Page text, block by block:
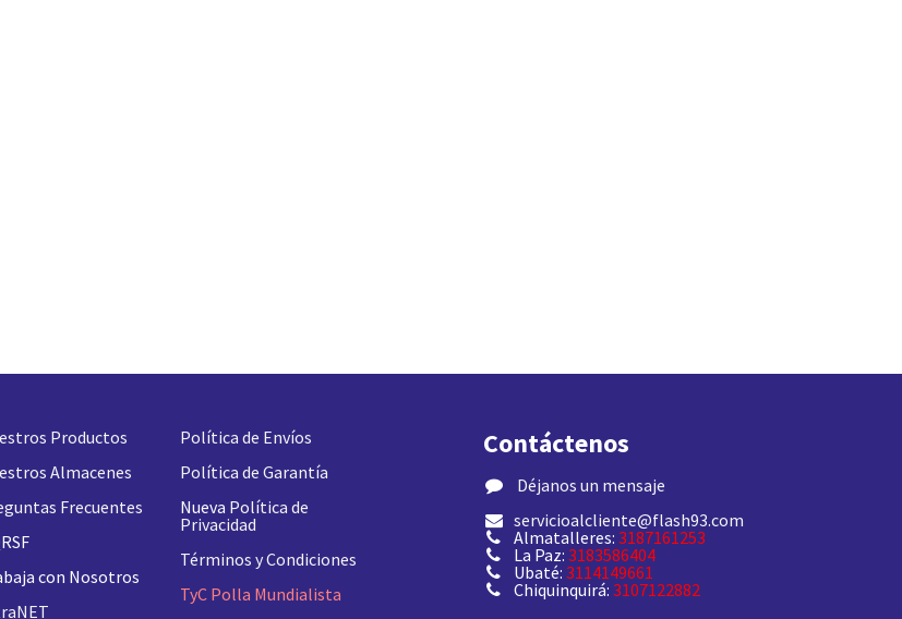
Contáctenos
​ Déjanos un mensaje
servicioalcliente@flash93.com
Almatalleres: 3187161253
La Paz: 3183586404
Ubaté: 3114149661
Chiquinquirá: 3107122882
Política de Envíos
Política de Garantía
Nueva Política de
Privacidad
Términos y Condiciones
TyC Polla Mundialista
Productos
Almacenes
Frecuentes
con Nosotros